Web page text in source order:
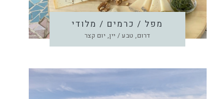
מפל / כרמים / מלודי
דרום, טבע / יין, יום קצר